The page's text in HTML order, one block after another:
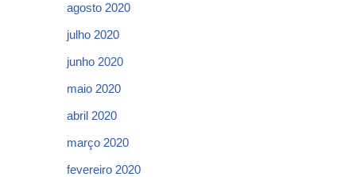
agosto 2020
julho 2020
junho 2020
maio 2020
abril 2020
março 2020
fevereiro 2020